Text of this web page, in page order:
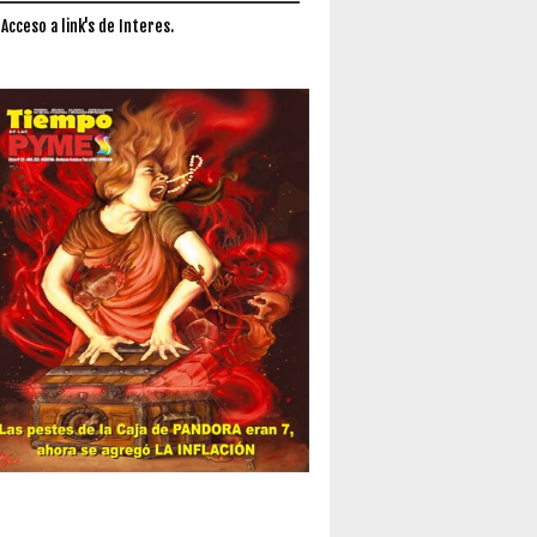
a link's de Interes.